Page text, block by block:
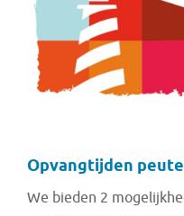
Opvangtijden
We bieden 2